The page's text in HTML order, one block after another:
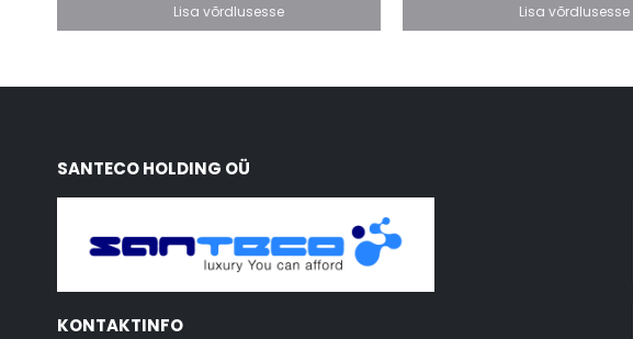
Lisa võrdlusesse Lisa võrdlusesse
SANTECO HOLDING OÜ
KONTAKTINFO